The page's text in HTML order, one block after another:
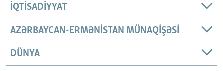
İQTISADIYYAT
AZƏRBAYCAN-ERMƏNISTAN MÜNAQIŞƏSI
DÜNYA